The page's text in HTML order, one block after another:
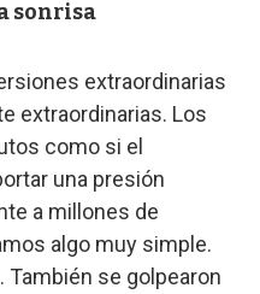
sonrisa
extraordinarias
extraordinarias. Los
como si el
una presión
a millones de
algo muy simple.
se golpearon